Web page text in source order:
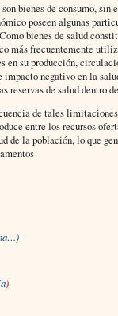
bienes de consumo, sin
poseen algunas
bienes de salud
más frecuentemente
en su producción,
impacto negativo en la
reservas de salud dentro
de tales
entre los recursos
de la población, lo que
)